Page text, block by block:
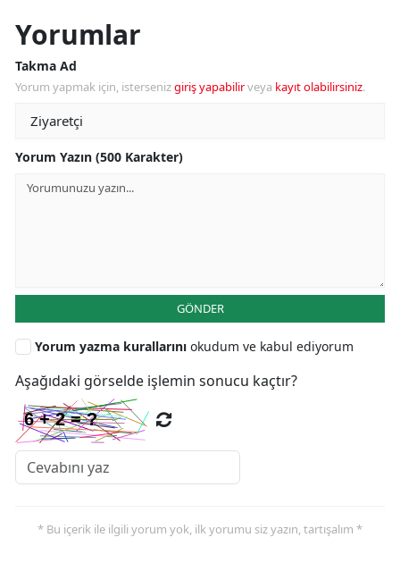
Yorumlar
Takma Ad
Yorum yapmak için, istersenizgiriş yapabilirveya kayıt olabilirsiniz.
Yorum Yazın (500 Karakter)
GÖNDER
Yorum yazma kurallarını okudum ve kabul ediyorum
Aşağıdaki görselde işlemin sonucu kaçtır?
* Bu içerik ile ilgili yorum yok, ilk yorumu siz yazın, tartışalım *